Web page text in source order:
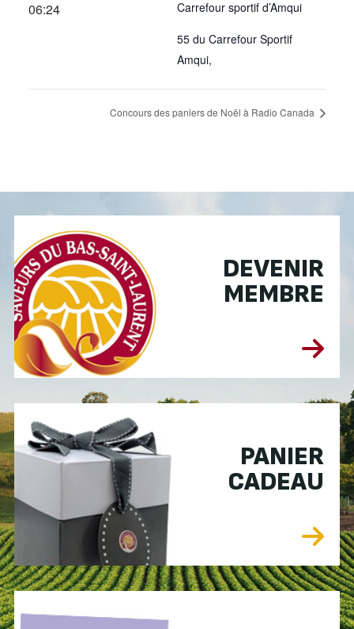
06:24
Carrefour sportif d’Amqui
55 du Carrefour Sportif
Amqui,
Concours des paniers de Noël à Radio Canada
DEVENIR
MEMBRE
PANIER
CADEAU